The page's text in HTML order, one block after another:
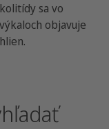
kolitídy sa vo
výkaloch objavuje
hlien.